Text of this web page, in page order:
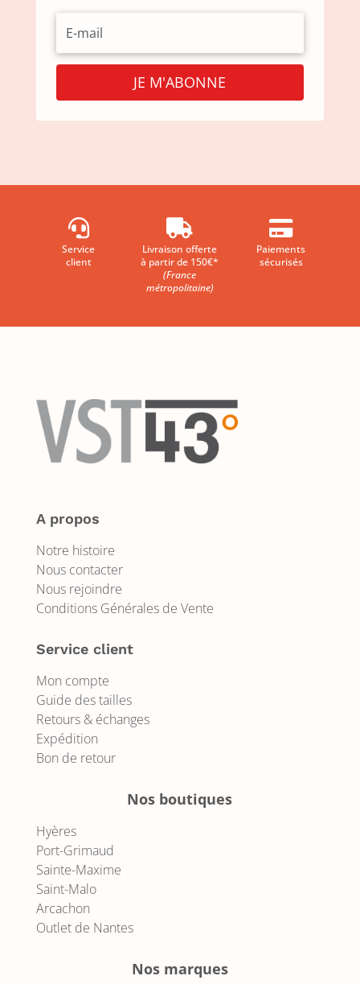
JE M'ABONNE

Service
client

Livraison offerte
à partir de 150€*
(France
métropolitaine)

Paiements
sécurisés
A propos
Notre histoire
Nous contacter
Nous rejoindre
Conditions Générales de Vente
Service client
Mon compte
Guide des tailles
Retours & échanges
Expédition
Bon de retour
Nos boutiques
Hyères
Port-Grimaud
Sainte-Maxime
Saint-Malo
Arcachon
Outlet de Nantes
Nos marques